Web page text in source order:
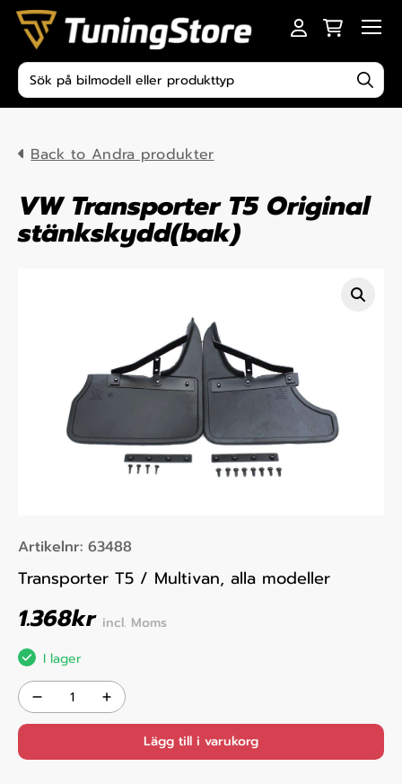
Skip to content
Produktsökning
Back to Andra produkter
VW Transporter T5 Original
stänkskydd(bak)
Artikelnr: 63488
Transporter T5 / Multivan, alla modeller
1.368kr incl. Moms
I lager
Lägg till i varukorg